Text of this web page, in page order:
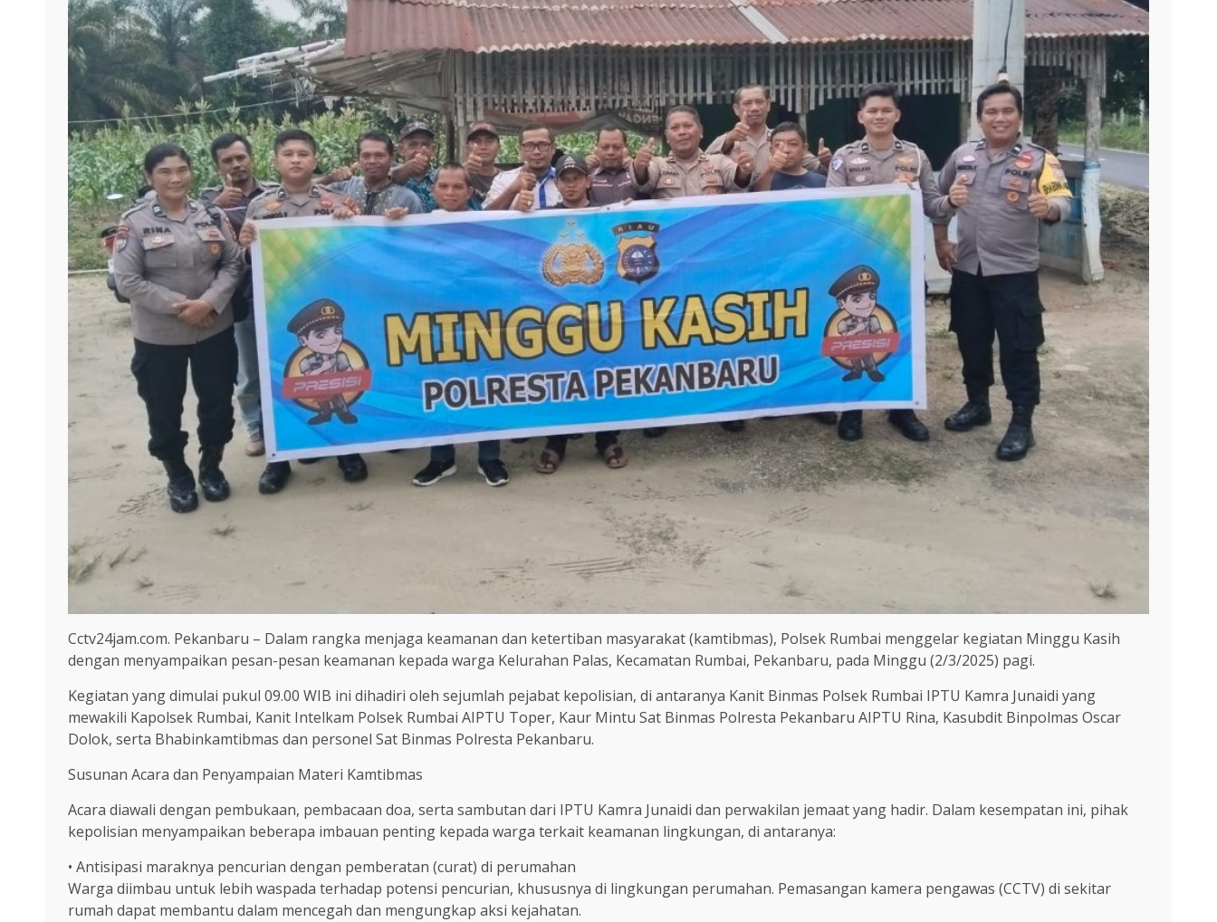
Cctv24jam.com. Pekanbaru – Dalam rangka menjaga keamanan dan ketertiban masyarakat (kamtibmas), Polsek Rumbai menggelar kegiatan Minggu Kasih
dengan menyampaikan pesan-pesan keamanan kepada warga Kelurahan Palas, Kecamatan Rumbai, Pekanbaru, pada Minggu (2/3/2025) pagi.
Kegiatan yang dimulai pukul 09.00 WIB ini dihadiri oleh sejumlah pejabat kepolisian, di antaranya Kanit Binmas Polsek Rumbai IPTU Kamra Junaidi yang
mewakili Kapolsek Rumbai, Kanit Intelkam Polsek Rumbai AIPTU Toper, Kaur Mintu Sat Binmas Polresta Pekanbaru AIPTU Rina, Kasubdit Binpolmas Oscar
Dolok, serta Bhabinkamtibmas dan personel Sat Binmas Polresta Pekanbaru.
Susunan Acara dan Penyampaian Materi Kamtibmas
Acara diawali dengan pembukaan, pembacaan doa, serta sambutan dari IPTU Kamra Junaidi dan perwakilan jemaat yang hadir. Dalam kesempatan ini, pihak
kepolisian menyampaikan beberapa imbauan penting kepada warga terkait keamanan lingkungan, di antaranya:
• Antisipasi maraknya pencurian dengan pemberatan (curat) di perumahan
Warga diimbau untuk lebih waspada terhadap potensi pencurian, khususnya di lingkungan perumahan. Pemasangan kamera pengawas (CCTV) di sekitar
rumah dapat membantu dalam mencegah dan mengungkap aksi kejahatan.